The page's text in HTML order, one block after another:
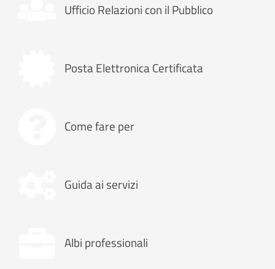
Ufficio Relazioni con il Pubblico
Posta Elettronica Certificata
Come fare per
Guida ai servizi
Albi professionali